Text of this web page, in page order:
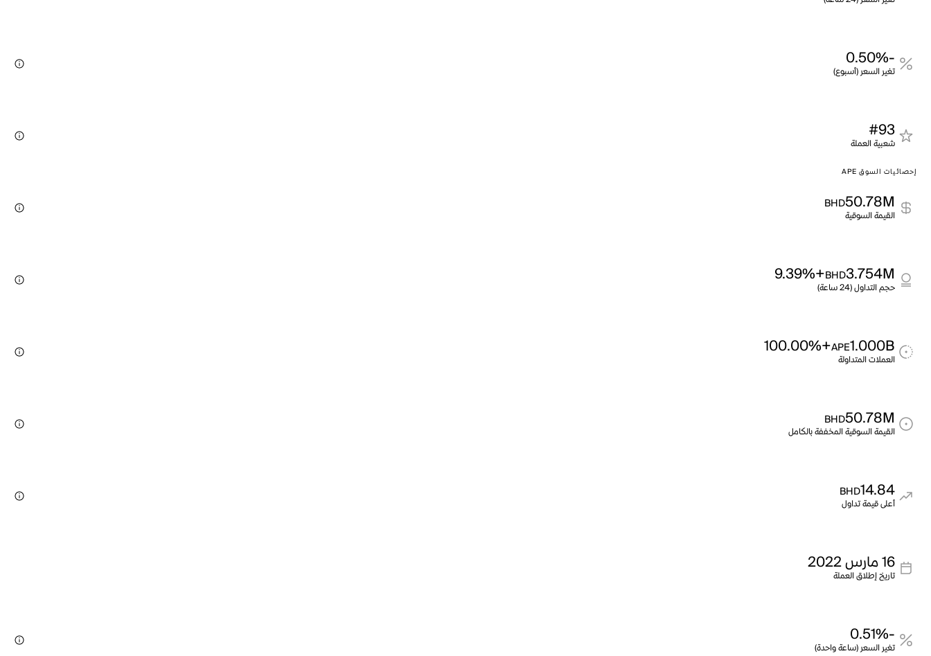
-0.50%
تغير السعر (أسبوع)
#93
شعبية العملة
إحصائيات السوق APE
50.78M
BHD
القيمة السوقية
3.754M
BHD
+9.39%
حجم التداول (24 ساعة)
1.000B
APE
+100.00%
العملات المتداولة
50.78M
BHD
القيمة السوقية المخففة بالكامل
14.84
BHD
أعلى قيمة تداول
16 مارس 2022
تاريخ إطلاق العملة
-0.51%
تغير السعر (ساعة واحدة)